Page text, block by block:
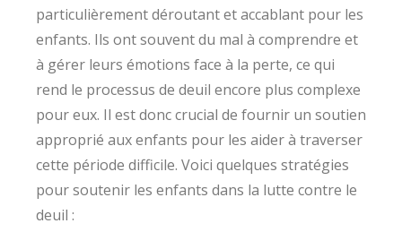
particulièrement déroutant et accablant pour les
enfants. Ils ont souvent du mal à comprendre et
à gérer leurs émotions face à la perte, ce qui
rend le processus de deuil encore plus complexe
pour eux. Il est donc crucial de fournir un soutien
approprié aux enfants pour les aider à traverser
cette période difficile. Voici quelques stratégies
pour soutenir les enfants dans la lutte contre le
deuil :